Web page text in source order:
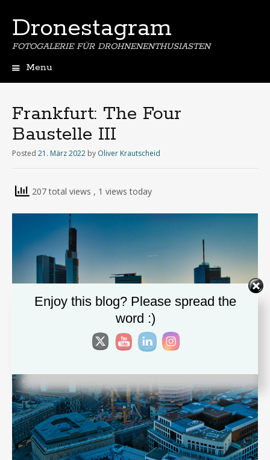
Dronestagram
FOTOGALERIE FÜR DROHNENENTHUSIASTEN
Menu
Frankfurt: The Four
Baustelle III
Posted 21. März 2022 by Oliver Krautscheid
207 total views , 1 views today
Enjoy this blog? Please spread the
word :)